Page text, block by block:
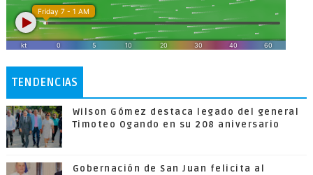
TENDENCIAS
Wilson Gómez destaca legado del general
Timoteo Ogando en su 208 aniversario
Gobernación de San Juan felicita al